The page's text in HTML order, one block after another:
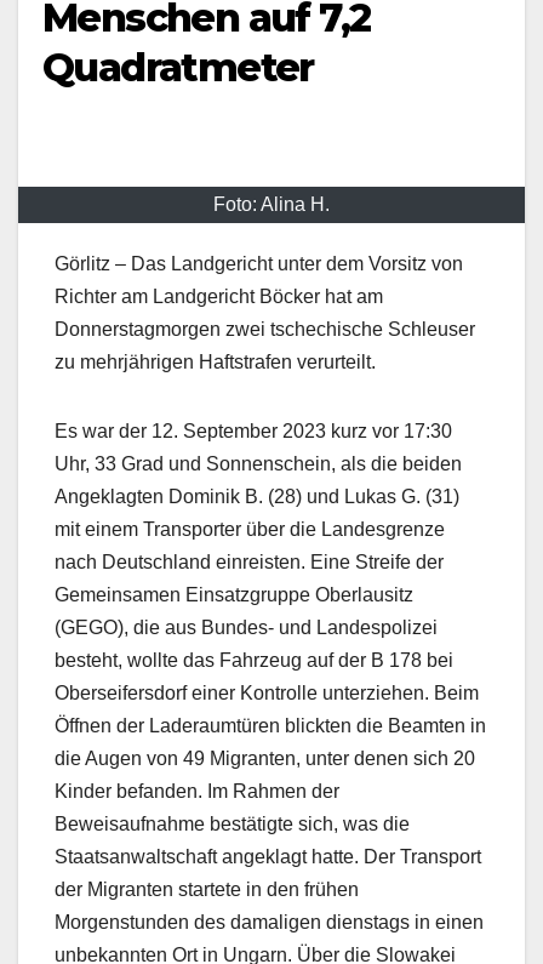
Menschen auf 7,2
Quadratmeter
Foto: Alina H.
Görlitz – Das Landgericht unter dem Vorsitz von
Richter am Landgericht Böcker hat am
Donnerstagmorgen zwei tschechische Schleuser
zu mehrjährigen Haftstrafen verurteilt.
Es war der 12. September 2023 kurz vor 17:30
Uhr, 33 Grad und Sonnenschein, als die beiden
Angeklagten Dominik B. (28) und Lukas G. (31)
mit einem Transporter über die Landesgrenze
nach Deutschland einreisten. Eine Streife der
Gemeinsamen Einsatzgruppe Oberlausitz
(GEGO), die aus Bundes- und Landespolizei
besteht, wollte das Fahrzeug auf der B 178 bei
Oberseifersdorf einer Kontrolle unterziehen. Beim
Öffnen der Laderaumtüren blickten die Beamten in
die Augen von 49 Migranten, unter denen sich 20
Kinder befanden. Im Rahmen der
Beweisaufnahme bestätigte sich, was die
Staatsanwaltschaft angeklagt hatte. Der Transport
der Migranten startete in den frühen
Morgenstunden des damaligen dienstags in einen
unbekannten Ort in Ungarn. Über die Slowakei